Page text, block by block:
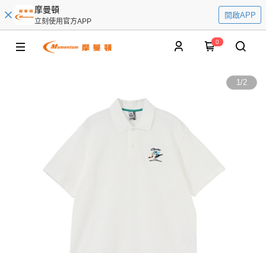
摩曼頓
立刻使用官方APP
開啟APP
0
1/2